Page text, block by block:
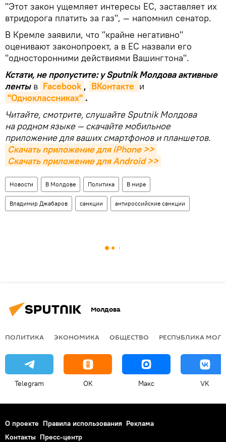
"Этот закон ущемляет интересы ЕС, заставляет их
втридорога платить за газ", — напомнил сенатор.
В Кремле заявили, что "крайне негативно"
оценивают законопроект, а в ЕС назвали его
"односторонними действиями Вашингтона".
Кстати, не пропустите: у Sputnik Молдова активные
ленты в Facebook , ВКонтакте и
"Одноклассниках" .
Читайте, смотрите, слушайте Sputnik Молдова
на родном языке — скачайте мобильное
приложение для ваших смартфонов и планшетов.
Скачать приложение для iPhone >>
Скачать приложение для Android >>
Новости В Молдове Политика В мире
Владимир Джабаров санкции антироссийские санкции
Молдова
ПОЛИТИКА ЭКОНОМИКА ОБЩЕСТВО РЕСПУБЛИКА
Telegram OK Макс VK
О проекте Правила использования Реклама
Контакты Пресс-центр